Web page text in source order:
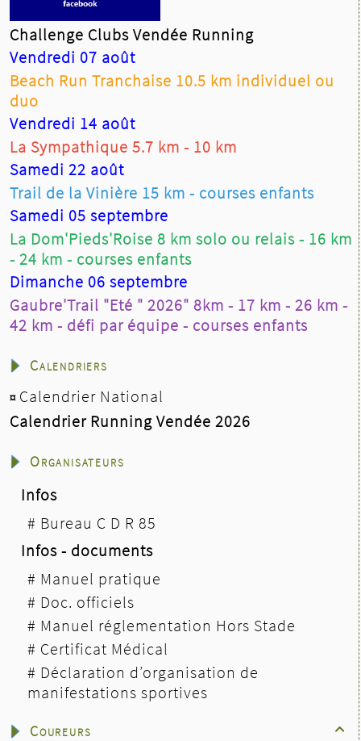
Challenge Clubs Vendée Running
Vendredi 07 août
Beach Run Tranchaise 10.5 km individuel ou
duo
Vendredi 14 août
La Sympathique 5.7 km - 10 km
Samedi 22 août
Trail de la Vinière 15 km - courses enfants
Samedi 05 septembre
La Dom'Pieds'Roise 8 km solo ou relais - 16 km
- 24 km - courses enfants
Dimanche 06 septembre
Gaubre'Trail "Eté " 2026" 8km - 17 km - 26 km -
42 km - défi par équipe - courses enfants
Calendriers
¤ Calendrier National
Calendrier Running Vendée 2026
Organisateurs
Infos
# Bureau C D R 85
Infos - documents
# Manuel pratique
# Doc. officiels
# Manuel réglementation Hors Stade
# Certificat Médical
# Déclaration d’organisation de
manifestations sportives

Coureurs
les vainqueurs F&M du 10km
Yasmine Chaillou (Se) Nord Vendée Athlétisme
47'46", Marie Vinet (Se) Racing Club Nantais
48'08",Nathalie Maionneau (V1) AC la Roche
52'01"
Meverig Ryo (Se) St Sébastien 35'50" ,
Étienne
Vinet (Se) ABV les Herbiers 36'31",Maxime
Sarazin (Se) AC la Roche 36'43"
49 Arrivants
7 Fém soit 14,28%, 5 FFA 71,4%, 3 compét. ; 3
Se, 3 V1, 1 V3
42 H, 33 FFA 59,53%, 19 compét. ; 1 Ca, 1 Es, 16
Se, 13 V1, 6 V2, 4 V3, 1 V4
Palmarès
VendéeFém